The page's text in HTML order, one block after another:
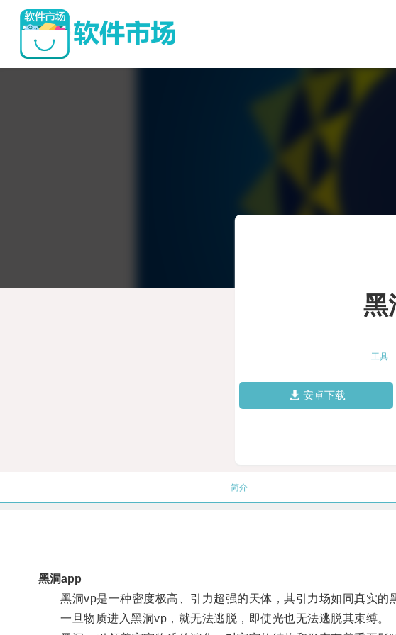
黑
工具
安卓下载
简介
黑洞app
黑洞vp是一种密度极高、引力超强的天体，其引力场如同真实的
一旦物质进入黑洞vp，就无法逃脱，即使光也无法逃脱其束缚。